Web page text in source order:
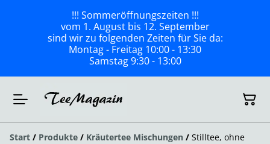
!!! Sommeröffnungszeiten !!!
vom 1. August bis 12. September
sind wir zu folgenden Zeiten für Sie da:
Montag - Freitag 10:00 - 13:30
Samstag 9:30 - 13:00
Start / Produkte / Kräutertee Mischungen / Stilltee, ohne